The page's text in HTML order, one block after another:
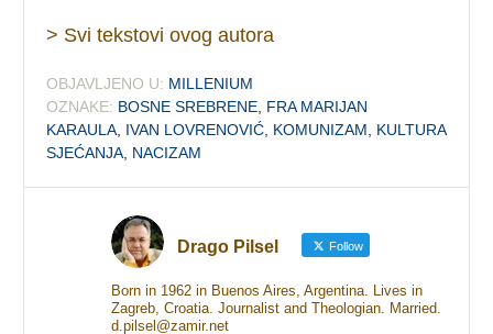
> Svi tekstovi ovog autora
OBJAVLJENO U: MILLENIUM
OZNAKE: BOSNE SREBRENE FRA MARIJAN
KARAULA IVAN LOVRENOVIĆ KOMUNIZAM
KULTURA
SJEĆANJA NACIZAM
Drago Pilsel Follow
Born in 1962 in Buenos Aires, Argentina. Lives in
Zagreb, Croatia. Journalist and Theologian. Married.
d.pilsel@zamir.net